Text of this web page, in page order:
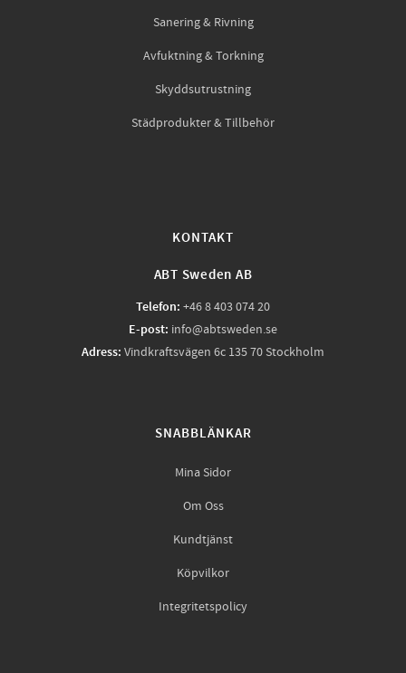
Sanering & Rivning
Avfuktning & Torkning
Skyddsutrustning
Städprodukter & Tillbehör
KONTAKT
ABT Sweden AB
Telefon: +46 8 403 074 20
E-post: info@abtsweden.se
Adress: Vindkraftsvägen 6c 135 70 Stockholm
SNABBLÄNKAR
Mina Sidor
Om Oss
Kundtjänst
Köpvilkor
Integritetspolicy